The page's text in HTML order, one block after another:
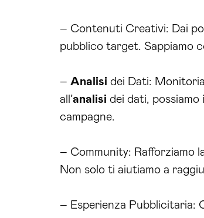
– Contenuti Creativi: Dai
pubblico target. Sappiamo
– Analisi dei Dati:
all’analisi dei dati,
campagne.
– Community: Rafforziamo
Non solo ti aiutiamo a
– Esperienza Pubblicitaria: